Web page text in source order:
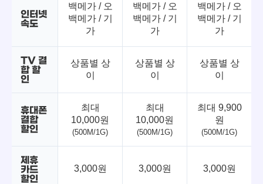
인터넷
속도
백메가 / 오
백메가 / 기
가
백메가 / 오
백메가 / 기
가
백메가 / 오
백메가 / 기
가
TV 결
합 할
인
상품별 상
이
상품별 상
이
상품별 상
이
휴대폰
결합
할인
최대
10,000원
(500M/1G)
최대
10,000원
(500M/1G)
최대 9,900
원
(500M/1G)
제휴
카드
할인
3,000원 3,000원 3,000원